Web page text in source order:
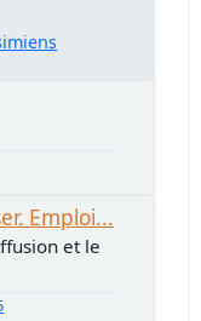
Emploi...
et le